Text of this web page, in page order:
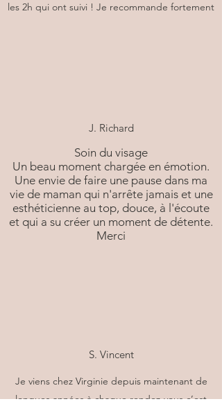
les 2h qui ont suivi ! Je recommande fortement
J. Richard
Soin du visage
Un beau moment chargée en émotion.
Une envie de faire une pause dans ma
vie de maman qui n'arrête jamais et une
esthéticienne au top, douce, à l'écoute
et qui a su créer un moment de détente.
Merci
S. Vincent
Je viens chez Virginie depuis maintenant de
longues années à chaque rendez-vous c’est